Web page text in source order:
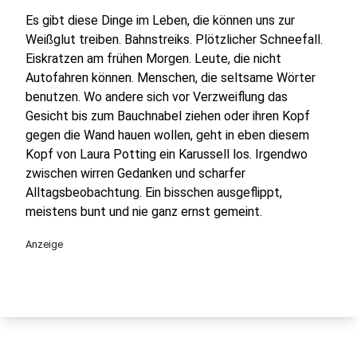
Es gibt diese Dinge im Leben, die können uns zur
Weißglut treiben. Bahnstreiks. Plötzlicher Schneefall.
Eiskratzen am frühen Morgen. Leute, die nicht
Autofahren können. Menschen, die seltsame Wörter
benutzen. Wo andere sich vor Verzweiflung das
Gesicht bis zum Bauchnabel ziehen oder ihren Kopf
gegen die Wand hauen wollen, geht in eben diesem
Kopf von Laura Potting ein Karussell los. Irgendwo
zwischen wirren Gedanken und scharfer
Alltagsbeobachtung. Ein bisschen ausgeflippt,
meistens bunt und nie ganz ernst gemeint.
Anzeige